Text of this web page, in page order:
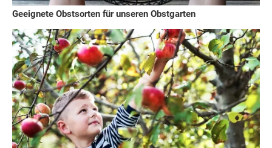
Geeignete Obstsorten für unseren Obstgarten